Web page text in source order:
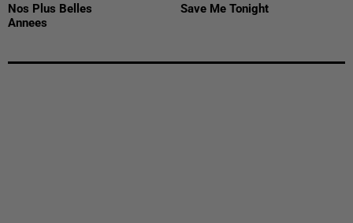
Nos Plus Belles
Annees
Save Me Tonight